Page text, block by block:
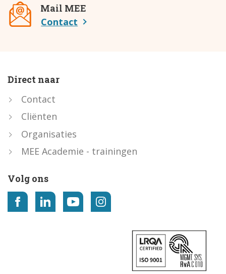
Mail MEE
Contact
Direct naar
Contact
Cliënten
Organisaties
MEE Academie - trainingen
Volg ons